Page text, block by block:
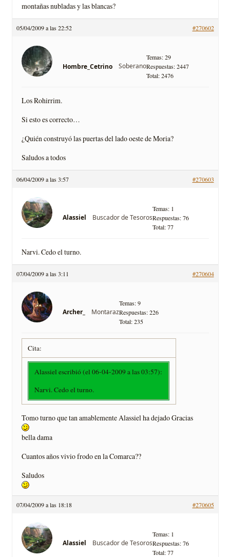
montañas nubladas y las blancas?
05/04/2009 a las 22:52 #270602
Hombre_Cetrino Soberano
Temas: 29
Respuestas: 2447
Total: 2476
Los Rohirrim.
Si esto es correcto…
¿Quién construyó las puertas del lado oeste de Moria?
Saludos a todos
06/04/2009 a las 3:57 #270603
Alassiel Buscador de Tesoros
Temas: 1
Respuestas: 76
Total: 77
Narvi. Cedo el turno.
07/04/2009 a las 3:11 #270604
Archer_ Montaraz
Temas: 9
Respuestas: 226
Total: 235
Cita:
Alassiel escribió (el 06-04-2009 a las 03:57):
Narvi. Cedo el turno.
Tomo turno que tan amablemente Alassiel ha dejado Gracias
bella dama
Cuantos años vivio frodo en la Comarca??
Saludos
07/04/2009 a las 18:18 #270605
Alassiel Buscador de Tesoros
Temas: 1
Respuestas: 76
Total: 77